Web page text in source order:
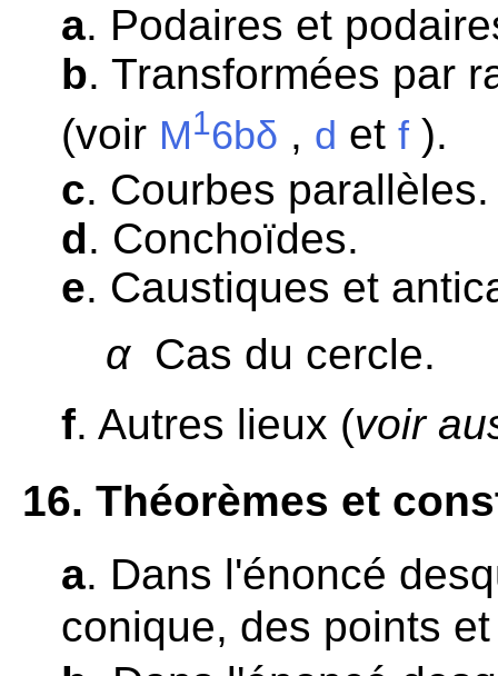
a. Podaires et
b. Transformées par
(voir M16bδ , d et f ).
c. Courbes parallèles.
d. Conchoïdes.
e. Caustiques et
αCas du cercle.
f. Autres lieux (voir
16. Théorèmes et
a. Dans l'énoncé
conique, des points